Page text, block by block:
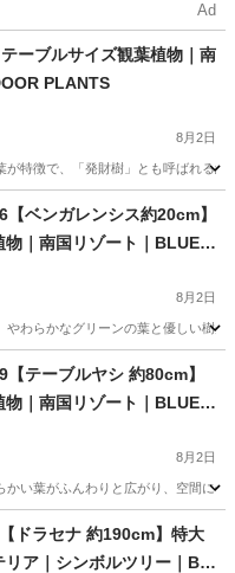
Ad
ーブルサイズ観葉植物｜南
PLANTS
8月2日
特徴で、「発財樹」とも呼ばれる
観葉植物
【ベンガレンシス約20cm】
物｜南国リゾート｜BLUE D
8月2日
わらかなグリーンの葉と優しい樹
ベンガレンシス
【テーブルヤシ 約80cm】
物｜南国リゾート｜BLUE D
8月2日
い葉がふんわりと広がり、空間に
観葉植物
ドラセナ 約190cm】特大
ア｜シンボルツリー｜BL